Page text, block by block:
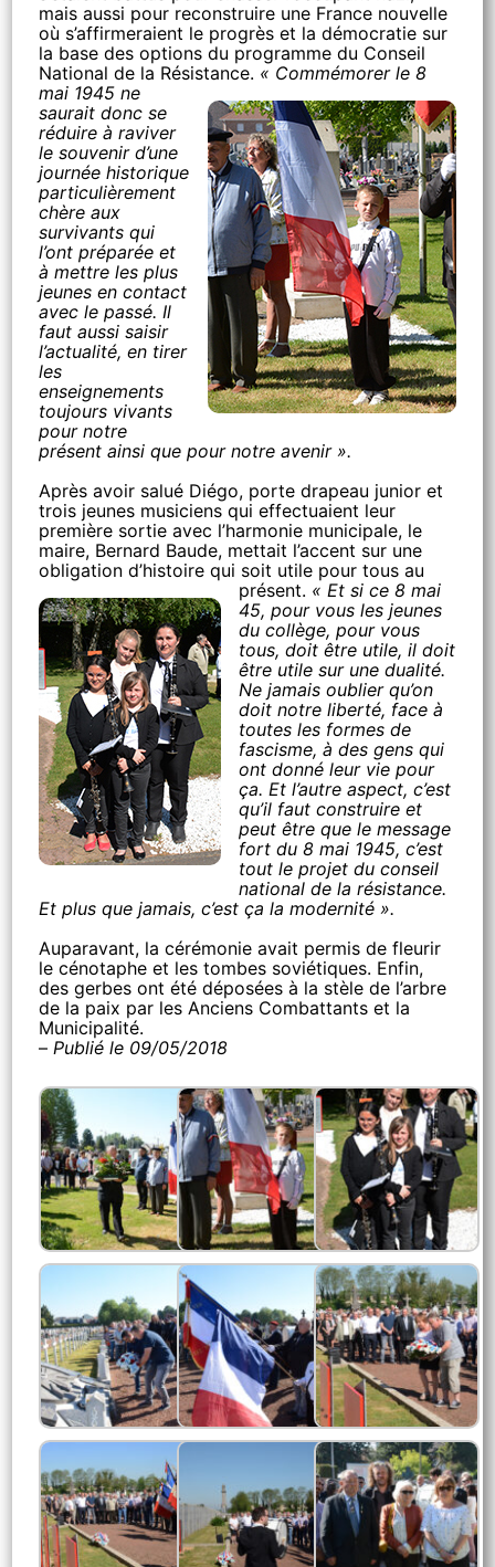
mais aussi pour reconstruire une France nouvelle
où s’affirmeraient le progrès et la démocratie sur
la base des options du programme du Conseil
National de la Résistance. « Commémorer le 8
mai 1945 ne
saurait donc se
réduire à raviver
le souvenir d’une
journée historique
particulièrement
chère aux
survivants qui
l’ont préparée et
à mettre les plus
jeunes en contact
avec le passé. Il
faut aussi saisir
l’actualité, en tirer
les
enseignements
toujours vivants
pour notre
présent ainsi que pour notre avenir ».
Après avoir salué Diégo, porte drapeau junior et
trois jeunes musiciens qui effectuaient leur
première sortie avec l’harmonie municipale, le
maire, Bernard Baude, mettait l’accent sur une
obligation d’histoire qui soit utile pour tous au
présent. « Et si ce 8 mai
45, pour vous les jeunes
du collège, pour vous
tous, doit être utile, il doit
être utile sur une dualité.
Ne jamais oublier qu’on
doit notre liberté, face à
toutes les formes de
fascisme, à des gens qui
ont donné leur vie pour
ça. Et l’autre aspect, c’est
qu’il faut construire et
peut être que le message
fort du 8 mai 1945, c’est
tout le projet du conseil
national de la résistance.
Et plus que jamais, c’est ça la modernité ».
Auparavant, la cérémonie avait permis de fleurir
le cénotaphe et les tombes soviétiques. Enfin,
des gerbes ont été déposées à la stèle de l’arbre
de la paix par les Anciens Combattants et la
Municipalité.
–Publié le 09/05/2018